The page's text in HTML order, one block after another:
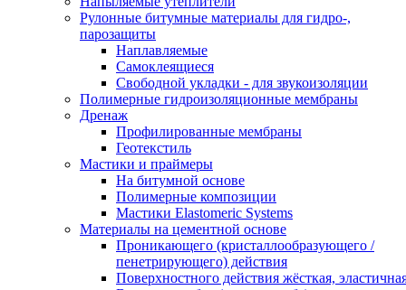
Рулонные битумные материалы для гидро-,
парозащиты
Наплавляемые
Самоклеящиеся
Свободной укладки - для звукоизоляции
Полимерные гидроизоляционные мембраны
Дренаж
Профилированные мембраны
Геотекстиль
Мастики и праймеры
На битумной основе
Полимерные композиции
Мастики Elastomeric Systems
Материалы на цементной основе
Проникающего (кристаллообразующего /
пенетрирующего) действия
Поверхностного действия жёсткая,